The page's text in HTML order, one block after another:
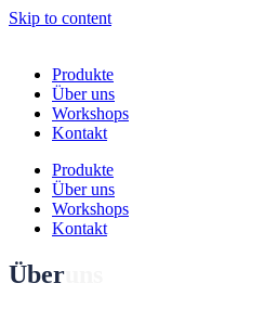
Skip to content
Produkte
Über uns
Workshops
Kontakt
Produkte
Über uns
Workshops
Kontakt
Über